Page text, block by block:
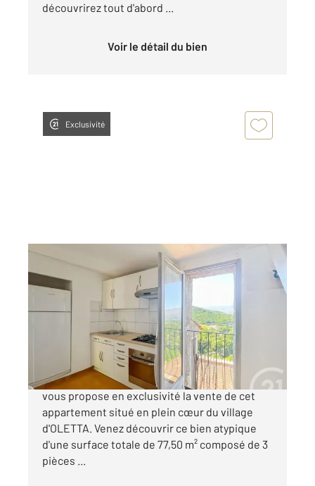
découvrirez tout d'abord ...
Voir le détail du bien
Exclusivité
30,83 m
, 4 pièces
Ref : 652
Appartement T4 à vendre
97 500 €
Votre agence CENTURY 21 Dary Immobilier
vous propose en exclusivité la vente de cet
appartement situé en plein cœur du village
d'OLETTA. Venez découvrir ce bien atypique
d'une surface totale de 77,50 m² composé de 3
pièces ...